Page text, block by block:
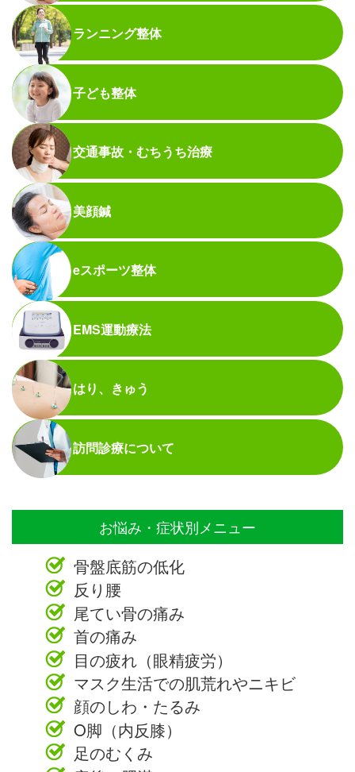
ランニング整体
子ども整体
交通事故・むちうち治療
美顔鍼
eスポーツ整体
EMS運動療法
はり、きゅう
訪問診療について
お悩み・症状別メニュー
骨盤底筋の低化
反り腰
尾てい骨の痛み
首の痛み
目の疲れ（眼精疲労）
マスク生活での肌荒れやニキビ
顔のしわ・たるみ
O脚（内反膝）
足のむくみ